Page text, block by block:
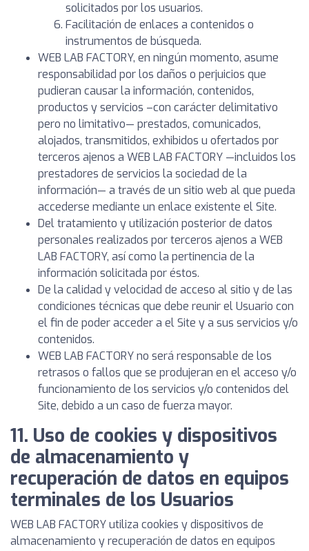
solicitados por los usuarios.
Facilitación de enlaces a contenidos o
instrumentos de búsqueda.
WEB LAB FACTORY, en ningún momento, asume
responsabilidad por los daños o perjuicios que
pudieran causar la información, contenidos,
productos y servicios –con carácter delimitativo
pero no limitativo— prestados, comunicados,
alojados, transmitidos, exhibidos u ofertados por
terceros ajenos a WEB LAB FACTORY —incluidos los
prestadores de servicios la sociedad de la
información— a través de un sitio web al que pueda
accederse mediante un enlace existente el Site.
Del tratamiento y utilización posterior de datos
personales realizados por terceros ajenos a WEB
LAB FACTORY, así como la pertinencia de la
información solicitada por éstos.
De la calidad y velocidad de acceso al sitio y de las
condiciones técnicas que debe reunir el Usuario con
el fin de poder acceder a el Site y a sus servicios y/o
contenidos.
WEB LAB FACTORY no será responsable de los
retrasos o fallos que se produjeran en el acceso y/o
funcionamiento de los servicios y/o contenidos del
Site, debido a un caso de fuerza mayor.
11. Uso de cookies y dispositivos
de almacenamiento y
recuperación de datos en equipos
terminales de los Usuarios
WEB LAB FACTORY utiliza cookies y dispositivos de
almacenamiento y recuperación de datos en equipos